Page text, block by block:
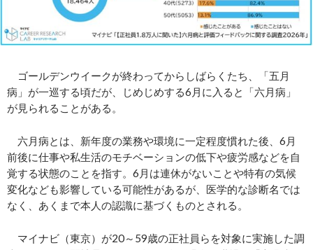
ゴールデンウイークが終わってからしばらくたち、「五月
病」が一巡する頃だが、じめじめする6月に入ると「六月病」
が見られることがある。
六月病とは、新年度の業務や環境に一定程度慣れた後、6月
前後に仕事や私生活のモチベーションの低下や疲労感などを自
覚する状態のことを指す。6月は連休がないことや特有の気候
変化なども影響している可能性があるが、医学的な診断名では
なく、あくまで本人の認識に基づくものとされる。
マイナビ（東京）が20～59歳の正社員らを対象に実施した調